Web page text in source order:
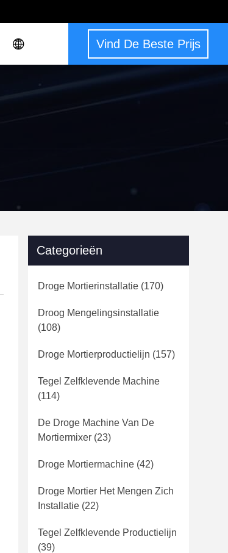
Vind De Beste Prijs
Categorieën
Droge Mortierinstallatie (170)
Droog Mengelingsinstallatie
(108)
Droge Mortierproductielijn (157)
Tegel Zelfklevende Machine
(114)
De Droge Machine Van De
Mortiermixer (23)
Droge Mortiermachine (42)
Droge Mortier Het Mengen Zich
Installatie (22)
Tegel Zelfklevende Productielijn
(39)